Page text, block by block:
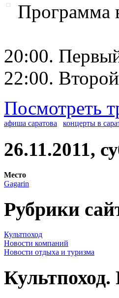
Программа
20:00.
22:00.
Посмотреть
афиша саратова концерты в
26.11.2011,
Место
Gagarin
Рубрики
Культпоход
Новости компаний
Новости отдыха и туризма